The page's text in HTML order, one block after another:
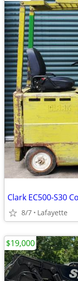
Clark EC500-S30
8/7 Lafayette
$19,000